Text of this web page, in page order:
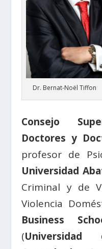
Dr. Bernat-Noël Tiffon
Consejo
Doctores y
profesor de
Universidad
Criminal y de
Violencia
Business
(Universidad